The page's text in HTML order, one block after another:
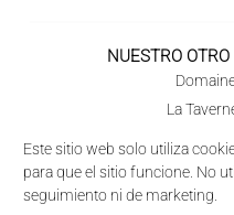
NUESTRO
La
© Camping
Aviso legalProtección de
Este sitio web solo utiliza
para que el sitio funcione. No
seguimiento ni de marketing.